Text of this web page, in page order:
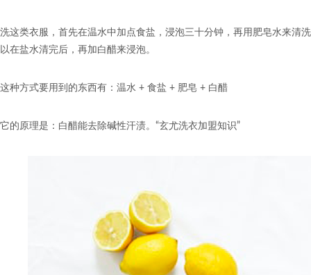
洗这类衣服，首先在温水中加点食盐，浸泡三十分钟，再用肥皂水来清
以在盐水清完后，再加白醋来浸泡。
这种方式要用到的东西有：温水 + 食盐 + 肥皂 + 白醋
它的原理是：白醋能去除碱性汗渍。“玄尤洗衣加盟知识”